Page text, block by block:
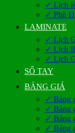
✓ Lịch
✓ Phù
LAMINATE
✓ Lịch
✓ Lịch
✓ Lịch
SỔ TAY
BẢNG GIÁ
✓ Bảng
✓ Bảng
✓ Bảng
✓ Bảng